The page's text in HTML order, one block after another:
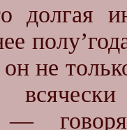
долгая
не
—